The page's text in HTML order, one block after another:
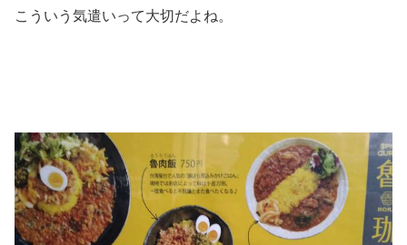
こういう気遣いって大切だよね。